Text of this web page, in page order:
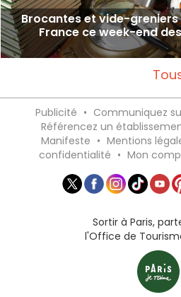
Brocantes et vide-
France ce week-end
Publicité • Communiquez
Référencez un
Manifeste • Mentions
confidentialité • Mon
Sortir à Paris,
l'Office de